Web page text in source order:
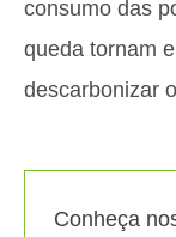
consumo das
queda tornam
descarbonizar
Conheça